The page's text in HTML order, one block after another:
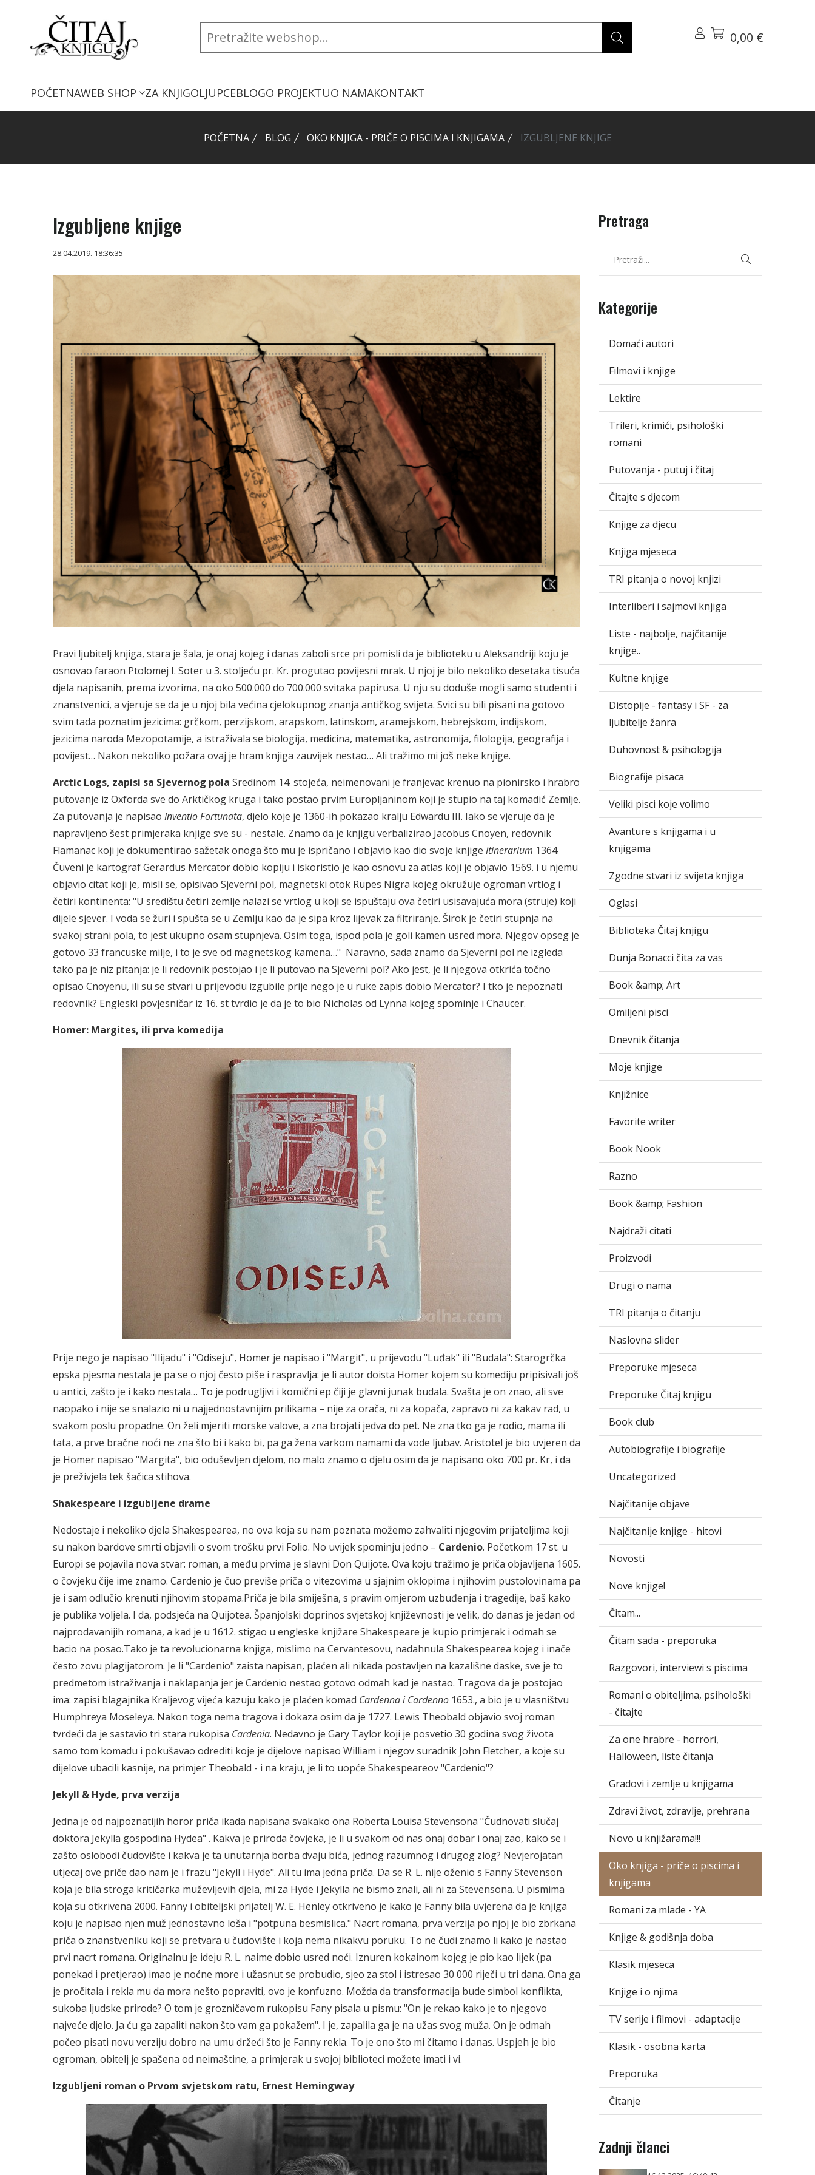
0,00 €
POČETNAWEB SHOP ZA KNJIGOLJUPCEBLOGO PROJEKTUO NAMAKONTAKT
POČETNA BLOG OKO KNJIGA - PRIČE O PISCIMA I KNJIGAMA IZGUBLJENE KNJIGE
Izgubljene knjige
28.04.2019. 18:36:35
Pravi ljubitelj knjiga, stara je šala, je onaj kojeg i danas zaboli srce pri pomisli da je biblioteku u Aleksandriji koju je
osnovao faraon Ptolomej I. Soter u 3. stoljeću pr. Kr. progutao povijesni mrak. U njoj je bilo nekoliko desetaka tisuća
djela napisanih, prema izvorima, na oko 500.000 do 700.000 svitaka papirusa. U nju su doduše mogli samo studenti i
znanstvenici, a vjeruje se da je u njoj bila većina cjelokupnog znanja antičkog svijeta. Svici su bili pisani na gotovo
svim tada poznatim jezicima: grčkom, perzijskom, arapskom, latinskom, aramejskom, hebrejskom, indijskom,
jezicima naroda Mezopotamije, a istraživala se biologija, medicina, matematika, astronomija, filologija, geografija i
povijest… Nakon nekoliko požara ovaj je hram knjiga zauvijek nestao… Ali tražimo mi još neke knjige.
Arctic Logs, zapisi sa Sjevernog pola Sredinom 14. stojeća, neimenovani je franjevac krenuo na pionirsko i hrabro
putovanje iz Oxforda sve do Arktičkog kruga i tako postao prvim Europljaninom koji je stupio na taj komadić Zemlje.
Za putovanja je napisao Inventio Fortunata, djelo koje je 1360-ih pokazao kralju Edwardu III. Iako se vjeruje da je
napravljeno šest primjeraka knjige sve su - nestale. Znamo da je knjigu verbalizirao Jacobus Cnoyen, redovnik
Flamanac koji je dokumentirao sažetak onoga što mu je ispričano i objavio kao dio svoje knjige Itinerarium 1364.
Čuveni je kartograf Gerardus Mercator dobio kopiju i iskoristio je kao osnovu za atlas koji je objavio 1569. i u njemu
objavio citat koji je, misli se, opisivao Sjeverni pol, magnetski otok Rupes Nigra kojeg okružuje ogroman vrtlog i
četiri kontinenta: "U središtu četiri zemlje nalazi se vrtlog u koji se ispuštaju ova četiri usisavajuća mora (struje) koji
dijele sjever. I voda se žuri i spušta se u Zemlju kao da je sipa kroz lijevak za filtriranje. Širok je četiri stupnja na
svakoj strani pola, to jest ukupno osam stupnjeva. Osim toga, ispod pola je goli kamen usred mora. Njegov opseg je
gotovo 33 francuske milje, i to je sve od magnetskog kamena…" Naravno, sada znamo da Sjeverni pol ne izgleda
tako pa je niz pitanja: je li redovnik postojao i je li putovao na Sjeverni pol? Ako jest, je li njegova otkrića točno
opisao Cnoyenu, ili su se stvari u prijevodu izgubile prije nego je u ruke zapis dobio Mercator? I tko je nepoznati
redovnik? Engleski povjesničar iz 16. st tvrdio je da je to bio Nicholas od Lynna kojeg spominje i Chaucer.
Homer: Margites, ili prva komedija
Prije nego je napisao "Ilijadu" i "Odiseju", Homer je napisao i "Margit", u prijevodu "Luđak" ili "Budala": Starogrčka
epska pjesma nestala je pa se o njoj često piše i raspravlja: je li autor doista Homer kojem su komediju pripisivali još
u antici, zašto je i kako nestala… To je podrugljivi i komični ep čiji je glavni junak budala. Svašta je on znao, ali sve
naopako i nije se snalazio ni u najjednostavnijim prilikama – nije za orača, ni za kopača, zapravo ni za kakav rad, u
svakom poslu propadne. On želi mjeriti morske valove, a zna brojati jedva do pet. Ne zna tko ga je rodio, mama ili
tata, a prve bračne noći ne zna što bi i kako bi, pa ga žena varkom namami da vode ljubav. Aristotel je bio uvjeren da
je Homer napisao "Margita", bio oduševljen djelom, no malo znamo o djelu osim da je napisano oko 700 pr. Kr, i da
je preživjela tek šačica stihova.
Shakespeare i izgubljene drame
Nedostaje i nekoliko djela Shakespearea, no ova koja su nam poznata možemo zahvaliti njegovim prijateljima koji
su nakon bardove smrti objavili o svom trošku prvi Folio. No uvijek spominju jedno – Cardenio. Početkom 17 st. u
Europi se pojavila nova stvar: roman, a među prvima je slavni Don Quijote. Ova koju tražimo je priča objavljena 1605.
o čovjeku čije ime znamo. Cardenio je čuo previše priča o vitezovima u sjajnim oklopima i njihovim pustolovinama pa
je i sam odlučio krenuti njihovim stopama.Priča je bila smiješna, s pravim omjerom uzbuđenja i tragedije, baš kako
je publika voljela. I da, podsjeća na Quijotea. Španjolski doprinos svjetskoj književnosti je velik, do danas je jedan od
najprodavanijih romana, a kad je u 1612. stigao u engleske knjižare Shakespeare je kupio primjerak i odmah se
bacio na posao.Tako je ta revolucionarna knjiga, mislimo na Cervantesovu, nadahnula Shakespearea kojeg i inače
često zovu plagijatorom. Je li "Cardenio" zaista napisan, plaćen ali nikada postavljen na kazališne daske, sve je to
predmetom istraživanja i naklapanja jer je Cardenio nestao gotovo odmah kad je nastao. Tragova da je postojao
ima: zapisi blagajnika Kraljevog vijeća kazuju kako je plaćen komad Cardenna i Cardenno 1653., a bio je u vlasništvu
Humphreya Moseleya. Nakon toga nema tragova i dokaza osim da je 1727. Lewis Theobald objavio svoj roman
tvrdeći da je sastavio tri stara rukopisa Cardenia. Nedavno je Gary Taylor koji je posvetio 30 godina svog života
samo tom komadu i pokušavao odrediti koje je dijelove napisao William i njegov suradnik John Fletcher, a koje su
dijelove ubacili kasnije, na primjer Theobald - i na kraju, je li to uopće Shakespeareov "Cardenio"?
Jekyll & Hyde, prva verzija
Jedna je od najpoznatijih horor priča ikada napisana svakako ona Roberta Louisa Stevensona "Čudnovati slučaj
doktora Jekylla gospodina Hydea" . Kakva je priroda čovjeka, je li u svakom od nas onaj dobar i onaj zao, kako se i
zašto oslobodi čudovište i kakva je ta unutarnja borba dvaju bića, jednog razumnog i drugog zlog? Nevjerojatan
utjecaj ove priče dao nam je i frazu "Jekyll i Hyde". Ali tu ima jedna priča. Da se R. L. nije oženio s Fanny Stevenson
koja je bila stroga kritičarka muževljevih djela, mi za Hyde i Jekylla ne bismo znali, ali ni za Stevensona. U pismima
koja su otkrivena 2000. Fanny i obiteljski prijatelj W. E. Henley otkriveno je kako je Fanny bila uvjerena da je knjiga
koju je napisao njen muž jednostavno loša i "potpuna besmislica." Nacrt romana, prva verzija po njoj je bio zbrkana
priča o znanstveniku koji se pretvara u čudovište i koja nema nikakvu poruku. To ne čudi znamo li kako je nastao
prvi nacrt romana. Originalnu je ideju R. L. naime dobio usred noći. Iznuren kokainom kojeg je pio kao lijek (pa
ponekad i pretjerao) imao je noćne more i užasnut se probudio, sjeo za stol i istresao 30 000 riječi u tri dana. Ona ga
je pročitala i rekla mu da mora nešto popraviti, ovo je konfuzno. Možda da transformacija bude simbol konflikta,
sukoba ljudske prirode? O tom je grozničavom rukopisu Fany pisala u pismu: "On je rekao kako je to njegovo
najveće djelo. Ja ću ga zapaliti nakon što vam ga pokažem". I je, zapalila ga je na užas svog muža. On je odmah
počeo pisati novu verziju dobro na umu držeći što je Fanny rekla. To je ono što mi čitamo i danas. Uspjeh je bio
ogroman, obitelj je spašena od neimaštine, a primjerak u svojoj biblioteci možete imati i vi.
Izgubljeni roman o Prvom svjetskom ratu, Ernest Hemingway
Pretraga
Kategorije
Domaći autori
Filmovi i knjige
Lektire
Trileri, krimići, psihološki
romani
Putovanja - putuj i čitaj
Čitajte s djecom
Knjige za djecu
Knjiga mjeseca
TRI pitanja o novoj knjizi
Interliberi i sajmovi knjiga
Liste - najbolje, najčitanije
knjige..
Kultne knjige
Distopije - fantasy i SF - za
ljubitelje žanra
Duhovnost & psihologija
Biografije pisaca
Veliki pisci koje volimo
Avanture s knjigama i u
knjigama
Zgodne stvari iz svijeta knjiga
Oglasi
Biblioteka Čitaj knjigu
Dunja Bonacci čita za vas
Book &amp; Art
Omiljeni pisci
Dnevnik čitanja
Moje knjige
Knjižnice
Favorite writer
Book Nook
Razno
Book &amp; Fashion
Najdraži citati
Proizvodi
Drugi o nama
TRI pitanja o čitanju
Naslovna slider
Preporuke mjeseca
Preporuke Čitaj knjigu
Book club
Autobiografije i biografije
Uncategorized
Najčitanije objave
Najčitanije knjige - hitovi
Novosti
Nove knjige!
Čitam...
Čitam sada - preporuka
Razgovori, interviewi s piscima
Romani o obiteljima, psihološki
- čitajte
Za one hrabre - horrori,
Halloween, liste čitanja
Gradovi i zemlje u knjigama
Zdravi život, zdravlje, prehrana
Novo u knjižarama!!!
Oko knjiga - priče o piscima i
knjigama
Romani za mlade - YA
Knjige & godišnja doba
Klasik mjeseca
Knjige i o njima
TV serije i filmovi - adaptacije
Klasik - osobna karta
Preporuka
Čitanje
Zadnji članci